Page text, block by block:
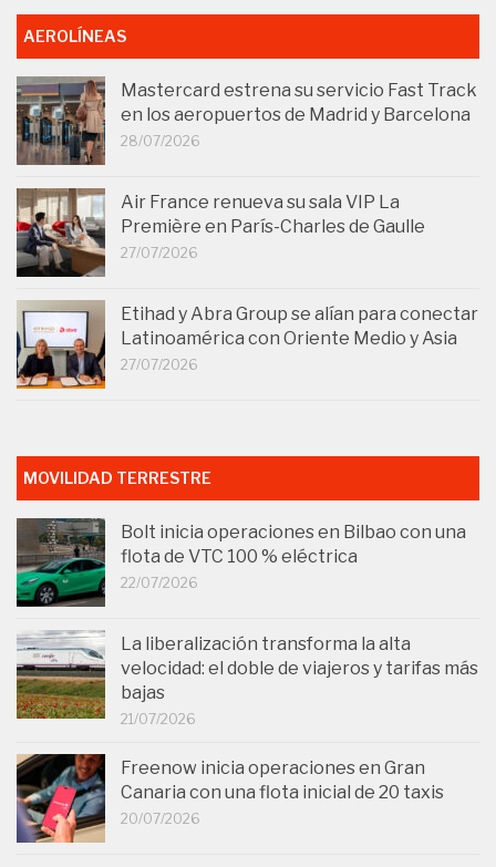
AEROLÍNEAS
Mastercard estrena su servicio Fast Track
en los aeropuertos de Madrid y Barcelona
28/07/2026
Air France renueva su sala VIP La
Première en París-Charles de Gaulle
27/07/2026
Etihad y Abra Group se alían para conectar
Latinoamérica con Oriente Medio y Asia
27/07/2026
MOVILIDAD TERRESTRE
Bolt inicia operaciones en Bilbao con una
flota de VTC 100 % eléctrica
22/07/2026
La liberalización transforma la alta
velocidad: el doble de viajeros y tarifas más
bajas
21/07/2026
Freenow inicia operaciones en Gran
Canaria con una flota inicial de 20 taxis
20/07/2026